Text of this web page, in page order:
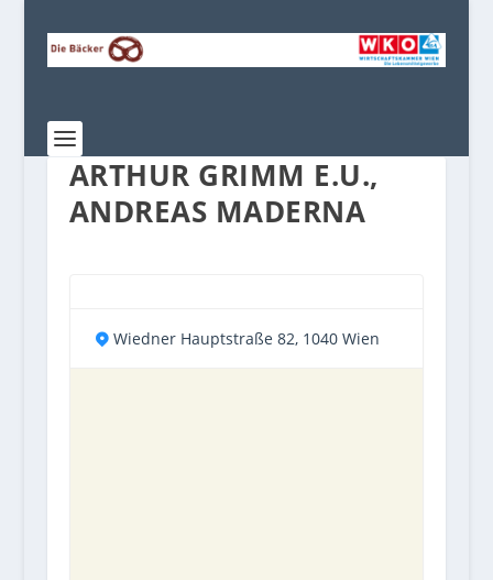
ARTHUR GRIMM E.U.,
ANDREAS MADERNA
Wiedner Hauptstraße 82, 1040 Wien